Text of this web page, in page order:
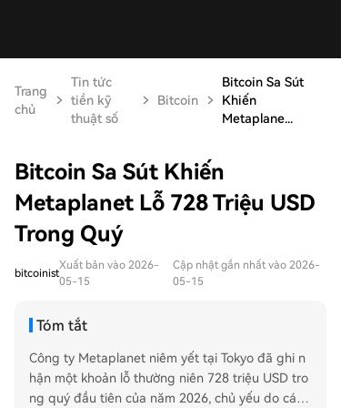
Trang
chủ
Tin tức
tiền kỹ
thuật số
Bitcoin
Bitcoin Sa Sút
Khiến
Metaplane...
Bitcoin Sa Sút Khiến
Metaplanet Lỗ 728 Triệu USD
Trong Quý
bitcoinist
Xuất bản vào 2026-
05-15
Cập nhật gần nhất vào 2026-
05-15
Tóm tắt
Công ty Metaplanet niêm yết tại Tokyo đã ghi n
hận một khoản lỗ thường niên 728 triệu USD tro
ng quý đầu tiên của năm 2026, chủ yếu do các